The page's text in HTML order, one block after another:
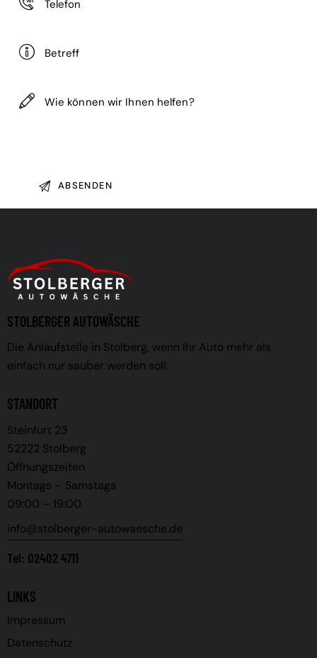
STOLBERGER AUTOWÄSCHE
Die Anlaufstelle in Stolberg, wenn Ihr Auto mehr als
einfach nur sauber werden soll.
STANDORT
Steinfurt 23
52222 Stolberg
Öffnungszeiten
Montags – Samstags
09:00 – 19:00
info@stolberger-autowaesche.de
Tel: 02402 4711
LINKS
Impressum
Datenschutz